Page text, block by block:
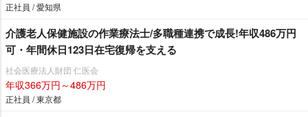
正社員 / 愛知県
介護老人保健施設の作業療法士/多職種連携で成長!年収486万円
可・年間休日123日在宅復帰を支える
社会医療法人財団 仁医会
年収366万円～486万円
正社員 / 東京都